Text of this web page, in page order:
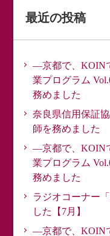
最近の投稿
―京都で、KOIN
業プログラム
務めました
奈良県信用保証
師を務めました
―京都で、KOIN
業プログラム
務めました
ラジオコーナー
した【7月】
―京都で、KOIN